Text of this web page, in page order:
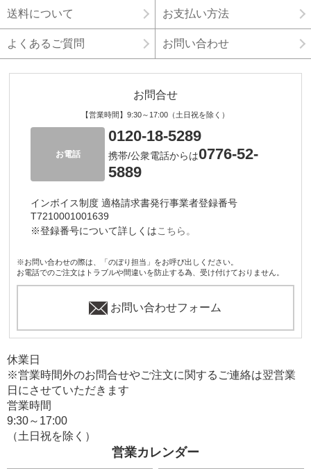
送料について お支払い方法
よくあるご質問 お問い合わせ
お問合せ
【営業時間】9:30～17:00（土日祝を除く）
お電話
0120-18-5289
携帯/公衆電話からは0776-52-
5889
インボイス制度 適格請求書発行事業者登録番号
T7210001001639
※登録番号について詳しくはこちら。
※お問い合わせの際は、「のぼり担当」をお呼び出しください。
お電話でのご注文はトラブルや間違いを防止する為、受け付けておりません。
お問い合わせフォーム
営業カレンダー
休業日
※営業時間外のお問合せやご注文に関するご連絡は翌営業
日にさせていただきます
営業時間
9:30～17:00
（土日祝を除く）